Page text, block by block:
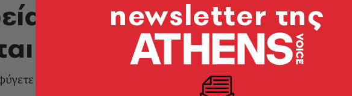
2026: Υπολογισμός,
και πόσες ημέρες
για διακοπές
newsletter της